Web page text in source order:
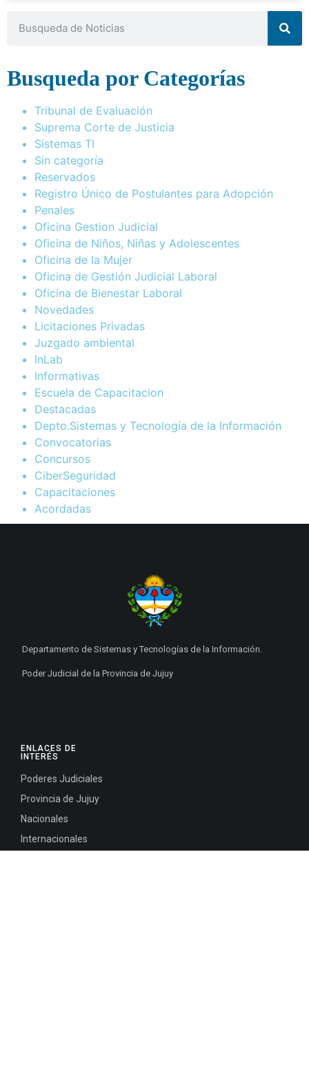
Busqueda por Categorías
Tribunal de Evaluación
Suprema Corte de Justicia
Sistemas TI
Sin categoría
Reservados
Registro Único de Postulantes para Adopción
Penales
Oficina Gestion Judicial
Oficina de Niños, Niñas y Adolescentes
Oficina de la Mujer
Oficina de Gestión Judicial Laboral
Oficina de Bienestar Laboral
Novedades
Licitaciones Privadas
Juzgado ambiental
InLab
Informativas
Escuela de Capacitacion
Destacadas
Depto.Sistemas y Tecnología de la Información
Convocatorias
Concursos
CiberSeguridad
Capacitaciones
Acordadas
ENLACES DE
INTERÉS
Poderes Judiciales
Provincia de Jujuy
Nacionales
Internacionales
Departamento de Sistemas y Tecnologías de la Información.
Poder Judicial de la Provincia de Jujuy